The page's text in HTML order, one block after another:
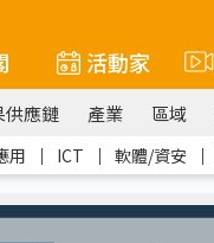
活動家
供應鏈 產業 區域
用 ｜ ICT ｜ 軟體/資安 ｜